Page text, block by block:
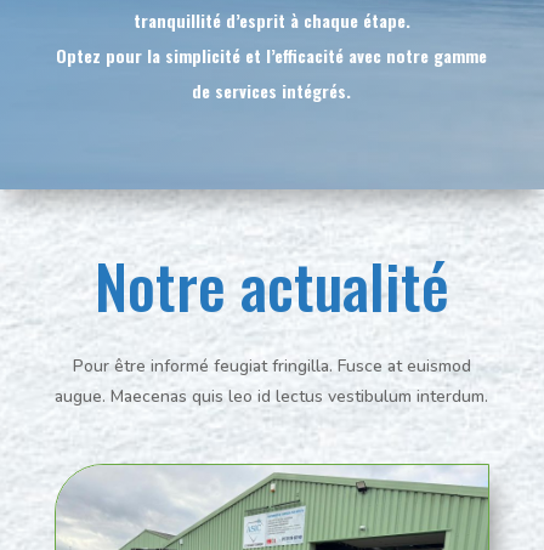
tranquillité d’esprit à chaque étape.
Optez pour la simplicité et l’efficacité avec notre gamme
de services intégrés.
Notre actualité
Pour être informé feugiat fringilla. Fusce at euismod
augue. Maecenas quis leo id lectus vestibulum interdum.